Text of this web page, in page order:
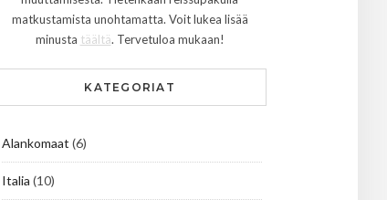
matkustamista unohtamatta. Voit lukea lisää
minusta täältä. Tervetuloa mukaan!
KATEGORIAT
Alankomaat (6)
Italia (10)